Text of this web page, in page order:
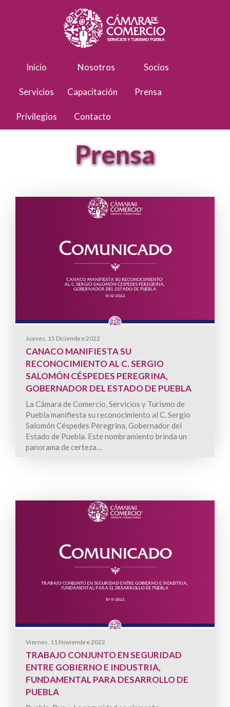
Inicio Nosotros Socios
Servicios Capacitación Prensa
Privilegios Contacto
Prensa
Jueves, 15 Diciembre 2022
CANACO MANIFIESTA SU
RECONOCIMIENTO AL C. SERGIO
SALOMÓN CÉSPEDES PEREGRINA,
GOBERNADOR DEL ESTADO DE PUEBLA
La Cámara de Comercio, Servicios y Turismo de
Puebla manifiesta su reconocimiento al C. Sergio
Salomón Céspedes Peregrina, Gobernador del
Estado de Puebla. Este nombramiento brinda un
panorama de certeza…
Viernes, 11 Noviembre 2022
TRABAJO CONJUNTO EN SEGURIDAD
ENTRE GOBIERNO E INDUSTRIA,
FUNDAMENTAL PARA DESARROLLO DE
PUEBLA